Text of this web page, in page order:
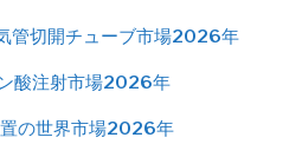
管切開チューブ市場2026年
酸注射市場2026年
の世界市場2026年